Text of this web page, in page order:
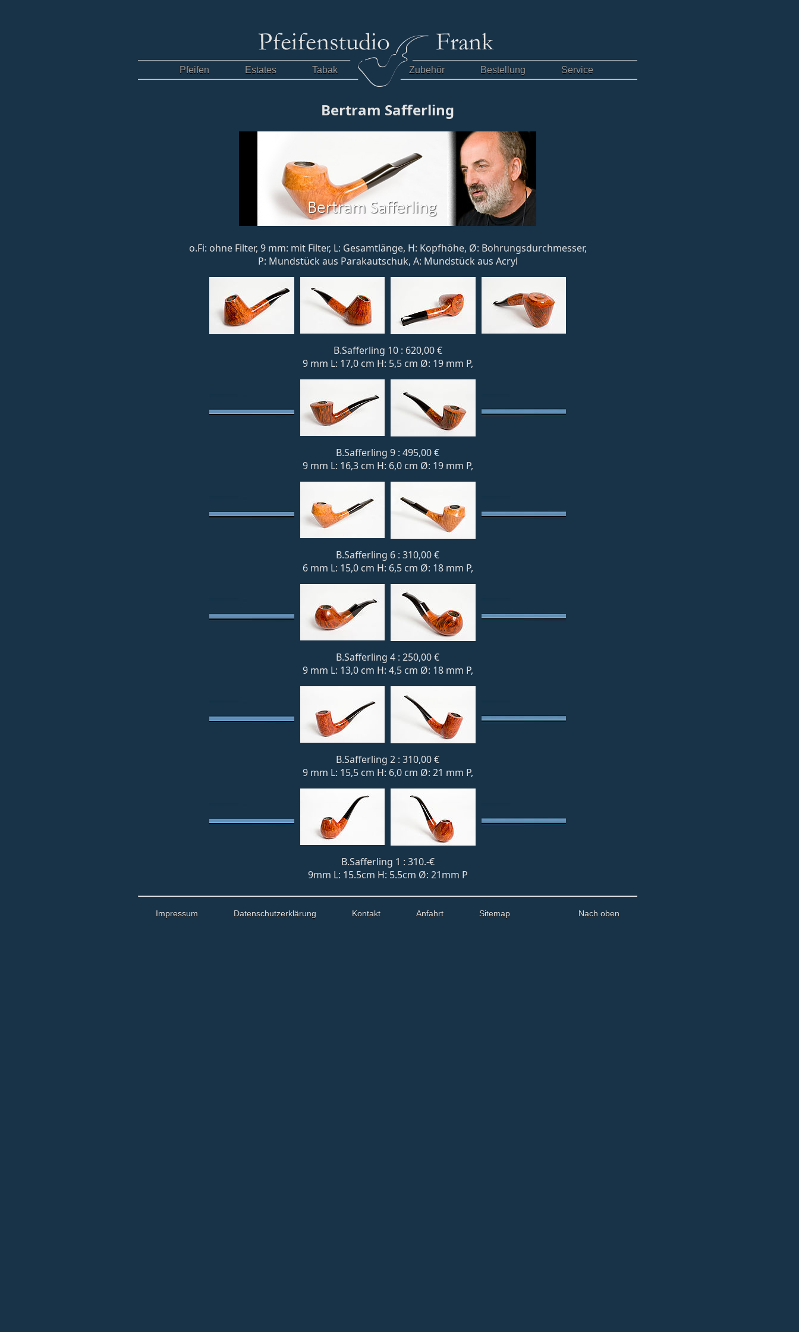
Pfeifen Estates Tabak Zubehör Bestellung Service
Bertram Safferling
o.Fi: ohne Filter, 9 mm: mit Filter, L: Gesamtlänge, H: Kopfhöhe, Ø: Bohrungsdurchmesser,
P: Mundstück aus Parakautschuk, A: Mundstück aus Acryl
B.Safferling 10 : 620,00 €
9 mm L: 17,0 cm H: 5,5 cm Ø: 19 mm P,
B.Safferling 9 : 495,00 €
9 mm L: 16,3 cm H: 6,0 cm Ø: 19 mm P,
B.Safferling 6 : 310,00 €
6 mm L: 15,0 cm H: 6,5 cm Ø: 18 mm P,
B.Safferling 4 : 250,00 €
9 mm L: 13,0 cm H: 4,5 cm Ø: 18 mm P,
B.Safferling 2 : 310,00 €
9 mm L: 15,5 cm H: 6,0 cm Ø: 21 mm P,
B.Safferling 1 : 310.-€
9mm L: 15.5cm H: 5.5cm Ø: 21mm P
Impressum Datenschutzerklärung Kontakt Anfahrt Sitemap Nach oben